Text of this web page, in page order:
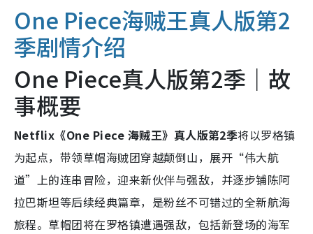
One Piece海贼王真人版第2
季剧情介绍
One Piece真人版第2季｜故
事概要
Netflix《One Piece 海贼王》真人版第2季将以罗格镇
为起点，带领草帽海贼团穿越颠倒山，展开“伟大航
道”上的连串冒险，迎来新伙伴与强敌，并逐步铺陈阿
拉巴斯坦等后续经典篇章，是粉丝不可错过的全新航海
旅程。草帽团将在罗格镇遭遇强敌，包括新登场的海军